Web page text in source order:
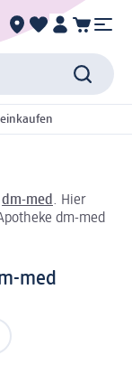
dm-med . Hier
dm-med
med